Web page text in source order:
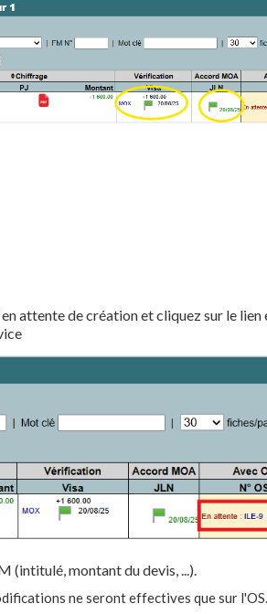
attente de création et cliquez sur le lien
(intitulé, montant du devis, ...).
ne seront effectives que sur l'OS.